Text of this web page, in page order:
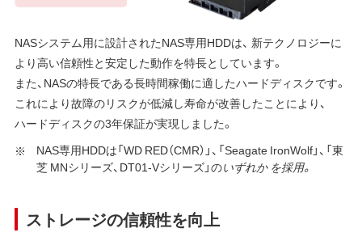
NASシステム用に設計されたNAS専用HDDは、 新テクノロジーに
より高い信頼性と安定した動作を特長としています。
また、NASの特長である長時間稼働に適したハードディスクです。
これにより故障のリスクが低減し寿命が改善したことにより、
ハードディスクの3年保証が実現しました。
NAS専用HDDは「WD RED（CMR）」、「Seagate IronWolf」、「東
芝 MNシリーズ、DT01-Vシリーズ」のいずれか を採用。
ストレージの信頼性を向上